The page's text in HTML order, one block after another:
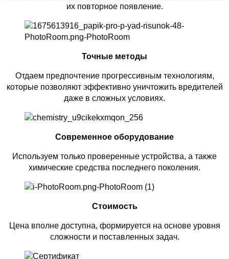
их повторное появление.
Точные методы
Отдаем предпочтение прогрессивным технологиям,
которые позволяют эффективно уничтожить вредителей
даже в сложных условиях.
Современное оборудование
Используем только проверенные устройства, а также
химические средства последнего поколения.
Стоимость
Цена вполне доступна, формируется на основе уровня
сложности и поставленных задач.